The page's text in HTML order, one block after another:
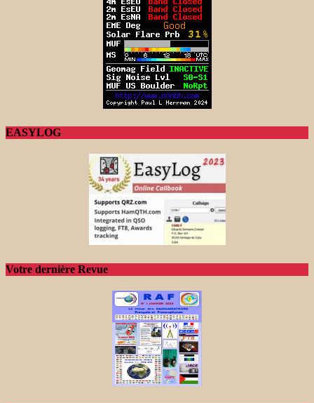
EASYLOG
Votre dernière Revue